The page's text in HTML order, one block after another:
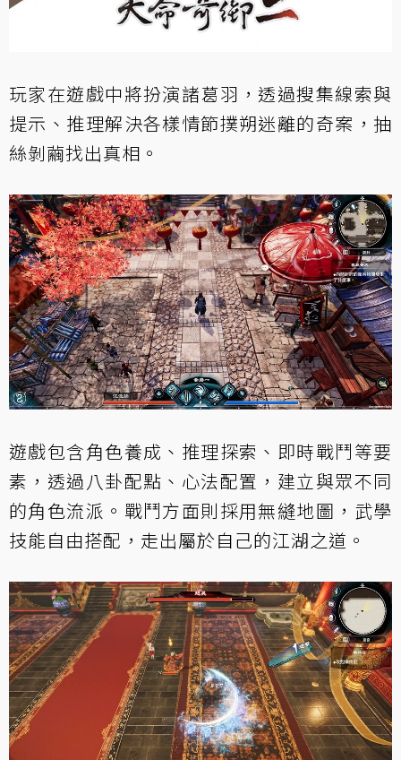
玩家在遊戲中將扮演諸葛羽，透過搜集線索與
提示、推理解決各樣情節撲朔迷離的奇案，抽
絲剝繭找出真相。
遊戲包含角色養成、推理探索、即時戰鬥等要
素，透過八卦配點、心法配置，建立與眾不同
的角色流派。戰鬥方面則採用無縫地圖，武學
技能自由搭配，走出屬於自己的江湖之道。